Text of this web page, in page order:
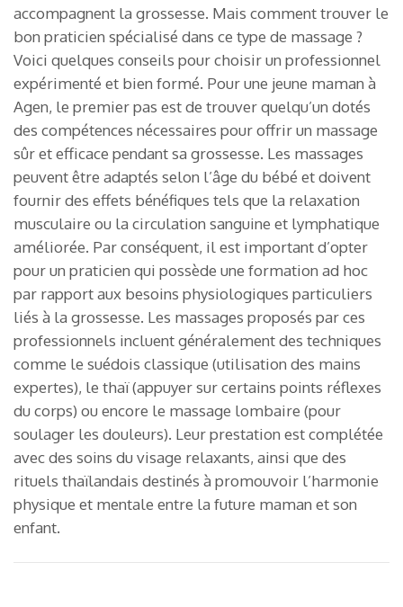
accompagnent la grossesse. Mais comment trouver le
bon praticien spécialisé dans ce type de massage ?
Voici quelques conseils pour choisir un professionnel
expérimenté et bien formé. Pour une jeune maman à
Agen, le premier pas est de trouver quelqu’un dotés
des compétences nécessaires pour offrir un massage
sûr et efficace pendant sa grossesse. Les massages
peuvent être adaptés selon l’âge du bébé et doivent
fournir des effets bénéfiques tels que la relaxation
musculaire ou la circulation sanguine et lymphatique
améliorée. Par conséquent, il est important d’opter
pour un praticien qui possède une formation ad hoc
par rapport aux besoins physiologiques particuliers
liés à la grossesse. Les massages proposés par ces
professionnels incluent généralement des techniques
comme le suédois classique (utilisation des mains
expertes), le thaï (appuyer sur certains points réflexes
du corps) ou encore le massage lombaire (pour
soulager les douleurs). Leur prestation est complétée
avec des soins du visage relaxants, ainsi que des
rituels thaïlandais destinés à promouvoir l’harmonie
physique et mentale entre la future maman et son
enfant.